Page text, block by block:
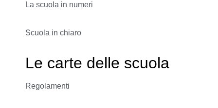
La scuola in numeri
Scuola in chiaro
Le carte delle scuola
Regolamenti